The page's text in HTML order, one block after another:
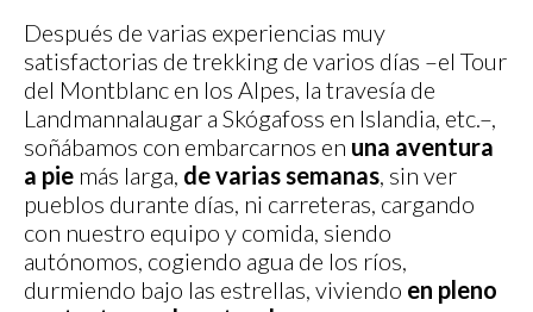
Después de varias experiencias muy
satisfactorias de trekking de varios días –el Tour
del Montblanc en los Alpes, la travesía de
Landmannalaugar a Skógafoss en Islandia, etc.–,
soñábamos con embarcarnos en una aventura
a pie más larga, de varias semanas, sin ver
pueblos durante días, ni carreteras, cargando
con nuestro equipo y comida, siendo
autónomos, cogiendo agua de los ríos,
durmiendo bajo las estrellas, viviendo en pleno